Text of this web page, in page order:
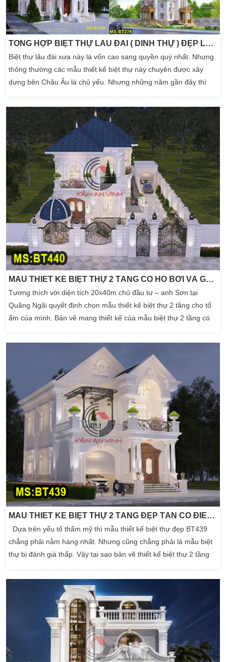
TỔNG HỢP BIỆT THỰ LÂU ĐÀI ( DINH THỰ ) ĐẸP LỖNG LẪY ĐẲNG CẤP NHẤT HIỆN NAY
Biệt thự lâu đài xưa này là vốn cao sang quyền quý nhất. Nhưng
thông thường các mẫu thiết kế biệt thự này chuyên được xây
dựng bên Châu Âu là chủ yếu. Nhưng những năm gần đây thì
ta. Không gian biệt thự đẹp luôn đẩy mình đến một nét đẹp riêng
mà kiến trúc nào cũng hướng đến. Một […]
MẪU THIẾT KẾ BIỆT THỰ 2 TẦNG CÓ HỒ BƠI VÀ GARA 20X40M
Tương thích với diện tích 20x40m chủ đầu tư – anh Sơn tại
Quãng Ngãi quyết định chọn mẫu thiết kế biệt thự 2 tầng cho tổ
ấm của mình. Bản vẽ mang thiết kế của mẫu biệt thự 2 tầng có
nên bản thiết kế biệt thự đẹp hoàn hảo và tiện nghi trong mắt
MẪU THIẾT KẾ BIỆT THỰ 2 TẦNG ĐẸP TÂN CỔ ĐIỂN 10X19M CÓ GARA
Dựa trên yếu tố thẩm mỹ thì mẫu thiết kế biệt thự đẹp BT439
chẳng phải nằm hàng nhất. Nhưng cũng chẳng phải là mẫu biệt
thự bị đánh giá thấp. Vậy tại sao bản vẽ thiết kế biệt thự 2 tầng
Cùng xem đến cuối bài để thấy được thế mạnh của bản vẽ biệt
thự đẹp 2 tầng […]